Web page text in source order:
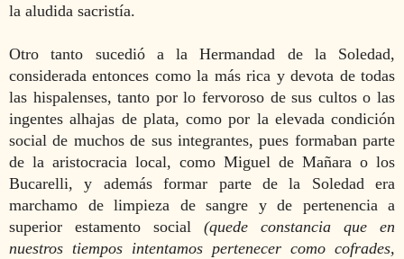
la aludida sacristía.
Otro tanto sucedió a la Hermandad de la Soledad,
considerada entonces como la más rica y devota de todas
las hispalenses, tanto por lo fervoroso de sus cultos o las
ingentes alhajas de plata, como por la elevada condición
social de muchos de sus integrantes, pues formaban parte
de la aristocracia local, como Miguel de Mañara o los
Bucarelli, y además formar parte de la Soledad era
marchamo de limpieza de sangre y de pertenencia a
superior estamento social (quede constancia que en
nuestros tiempos intentamos pertenecer como cofrades,